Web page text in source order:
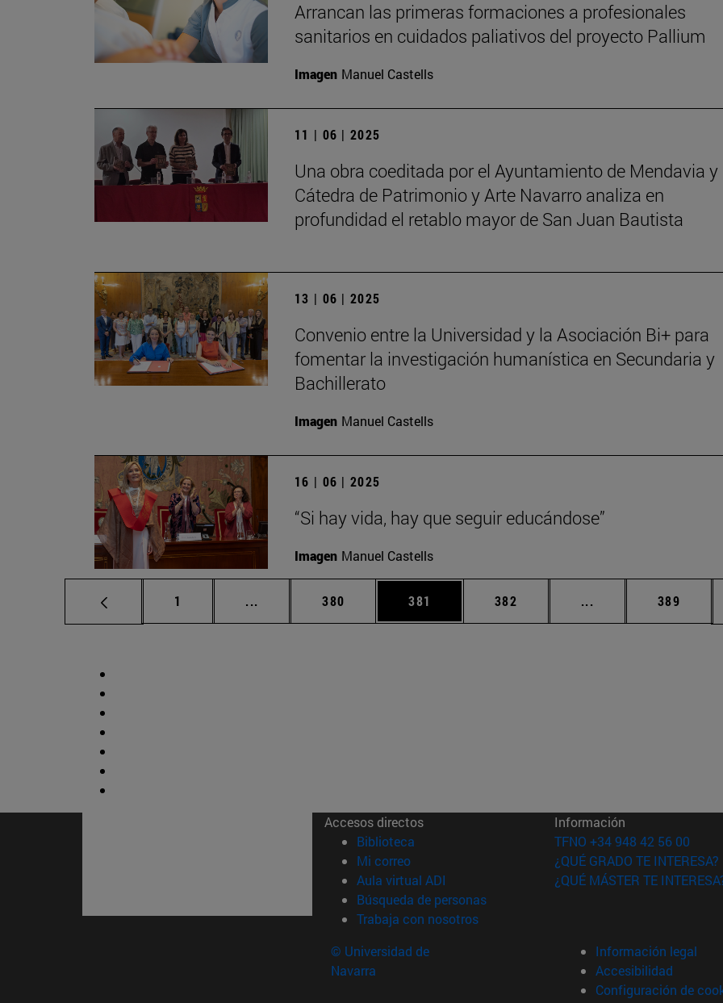
Arrancan las primeras formaciones a profesionales
sanitarios en cuidados paliativos del proyecto Pallium
Imagen Manuel Castells
11 | 06 | 2025
Una obra coeditada por el Ayuntamiento de Mendavia y
Cátedra de Patrimonio y Arte Navarro analiza en
profundidad el retablo mayor de San Juan Bautista
13 | 06 | 2025
Convenio entre la Universidad y la Asociación Bi+ para
fomentar la investigación humanística en Secundaria y
Bachillerato
Imagen Manuel Castells
16 | 06 | 2025
“Si hay vida, hay que seguir educándose”
Imagen Manuel Castells
Página
1 ... Páginas intermedias Use TAB para desplazarse.
Página
380 Página
381 Página
382 ... Páginas Página
389
Accesos directos
Biblioteca (abre en nueva ventana)
Mi correo(abre en nueva ventana)
Aula virtual ADI (abre en nueva ventana)
Búsqueda de personas(abre en nueva ventana)
Trabaja con nosotros(abre en nueva ventana)
Información
TFNO +34 948 42 56 00
¿QUÉ GRADO TE INTERESA?
¿QUÉ MÁSTER TE
© Universidad de
Navarra
Información legal
Accesibilidad
Configuración de